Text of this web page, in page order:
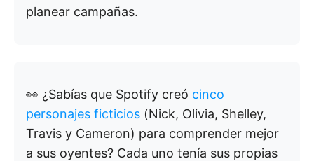
planear campañas.
👀 ¿Sabías que Spotify creó cinco
personajes ficticios (Nick, Olivia, Shelley,
Travis y Cameron) para comprender mejor
a sus oyentes? Cada uno tenía sus propias